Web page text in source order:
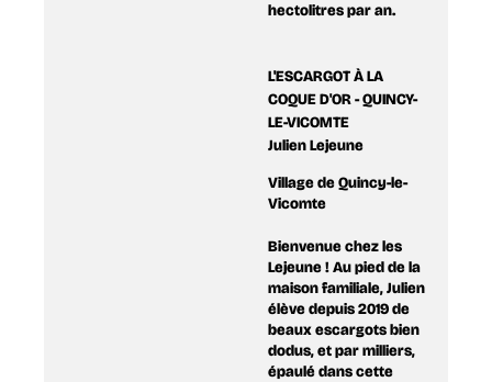
hectolitres par an.
L'ESCARGOT À LA
COQUE D'OR - QUINCY-
LE-VICOMTE
Julien Lejeune
Village de Quincy-le-
Vicomte
Bienvenue chez les
Lejeune ! Au pied de la
maison familiale, Julien
élève depuis 2019 de
beaux escargots bien
dodus, et par milliers,
épaulé dans cette